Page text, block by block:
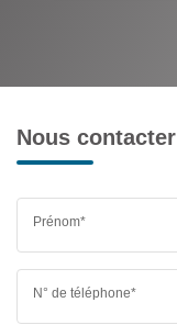
Nous contacter
Prénom*
N° de téléphone*